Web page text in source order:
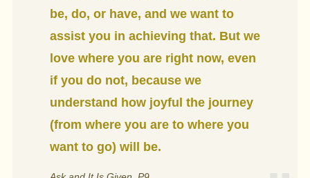
be, do, or have, and we want to
assist you in achieving that. But we
love where you are right now, even
if you do not, because we
understand how joyful the journey
(from where you are to where you
want to go) will be.